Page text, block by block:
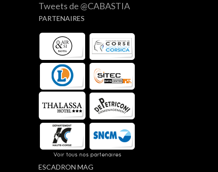
Tweets de @CABASTIA
PARTENAIRES
ESCADRON MAG